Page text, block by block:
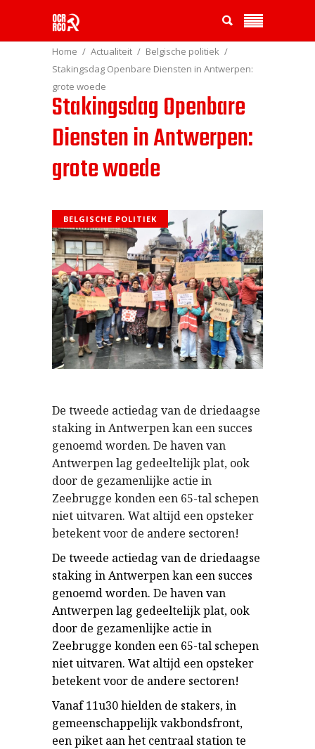
Home Actualiteit
Belgische politiek
Stakingsdag Openbare Diensten in Antwerpen:
grote woede
Stakingsdag Openbare
Diensten in Antwerpen:
grote woede
BELGISCHE POLITIEK
De tweede actiedag van de driedaagse
staking in Antwerpen kan een succes
genoemd worden. De haven van
Antwerpen lag gedeeltelijk plat, ook
door de gezamenlijke actie in
Zeebrugge konden een 65-tal schepen
niet uitvaren. Wat altijd een opsteker
betekent voor de andere sectoren!
De tweede actiedag van de driedaagse
staking in Antwerpen kan een succes
genoemd worden. De haven van
Antwerpen lag gedeeltelijk plat, ook
door de gezamenlijke actie in
Zeebrugge konden een 65-tal schepen
niet uitvaren. Wat altijd een opsteker
betekent voor de andere sectoren!
Vanaf 11u30 hielden de stakers, in
gemeenschappelijk vakbondsfront,
een piket aan het centraal station te